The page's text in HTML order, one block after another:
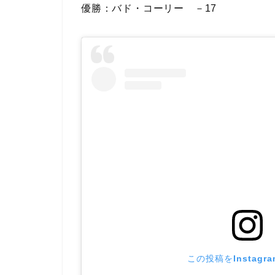
優勝：バド・コーリー －17
この投稿を